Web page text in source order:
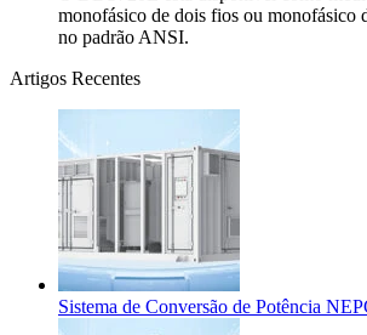
monofásico de dois fios ou monofásico
no padrão ANSI.
Artigos Recentes
Sistema de Conversão de Potência